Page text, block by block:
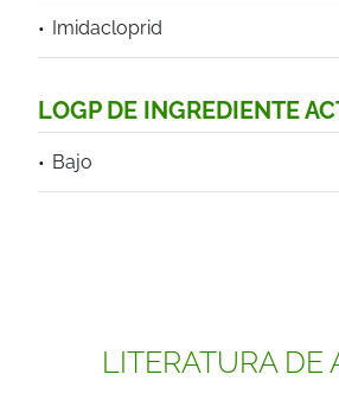
Imidacloprid
LOGP DE INGREDIENTE
Bajo
LITERATURA DE